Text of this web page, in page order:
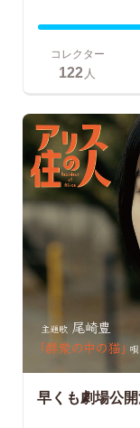
コレクター
122人
早くも劇場公開